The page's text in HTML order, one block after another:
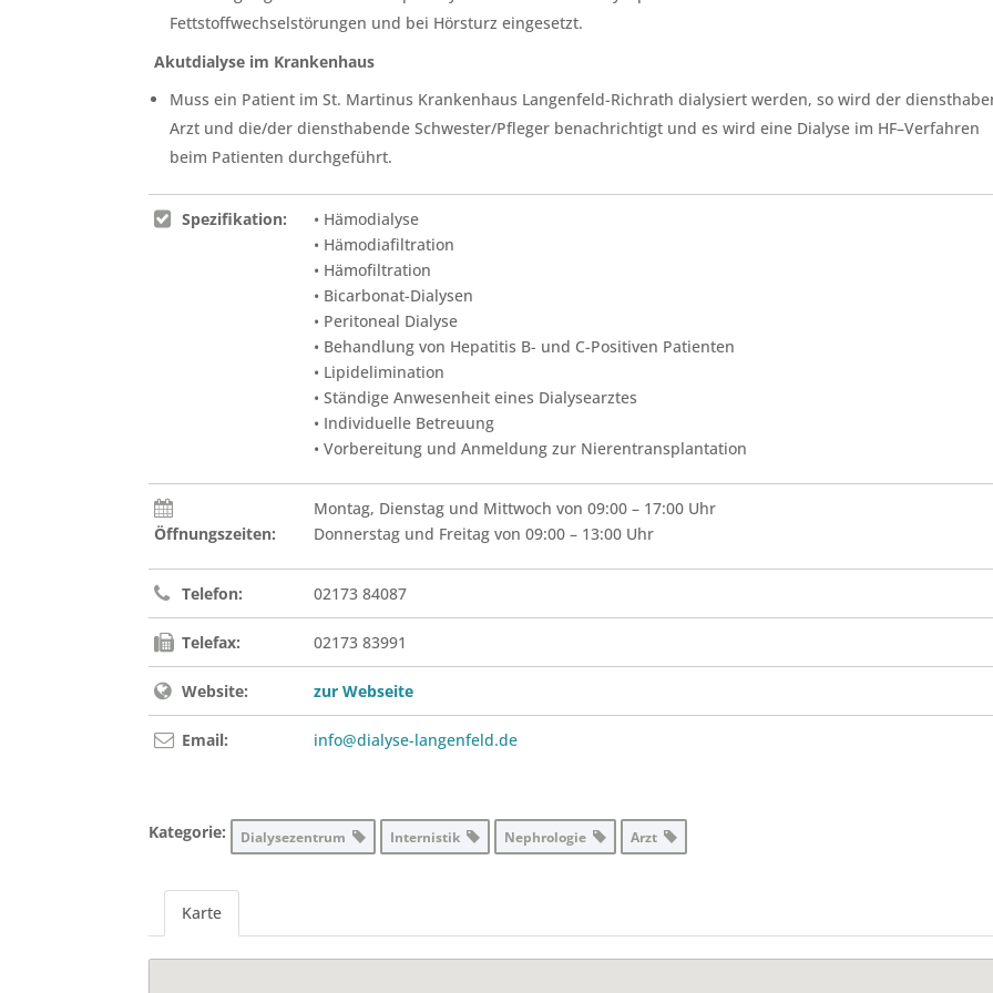
Fettstoffwechselstörungen und bei Hörsturz eingesetzt.
Akutdialyse im Krankenhaus
Muss ein Patient im St. Martinus Krankenhaus Langenfeld-Richrath dialysiert werden, so wird der
Arzt und die/der diensthabende Schwester/Pfleger benachrichtigt und es wird eine Dialyse im HF–Verfahren
beim Patienten durchgeführt.
Spezifikation:
• Hämodialyse
• Hämodiafiltration
• Hämofiltration
• Bicarbonat-Dialysen
• Peritoneal Dialyse
• Behandlung von Hepatitis B- und C-Positiven Patienten
• Lipidelimination
• Ständige Anwesenheit eines Dialysearztes
• Individuelle Betreuung
• Vorbereitung und Anmeldung zur Nierentransplantation
Öffnungszeiten:
Montag, Dienstag und Mittwoch von 09:00 – 17:00 Uhr
Donnerstag und Freitag von 09:00 – 13:00 Uhr
Telefon: 02173 84087
Telefax: 02173 83991
Website: zur Webseite
Email: info@dialyse-langenfeld.de
Kategorie: Dialysezentrum Internistik Nephrologie Arzt
Karte